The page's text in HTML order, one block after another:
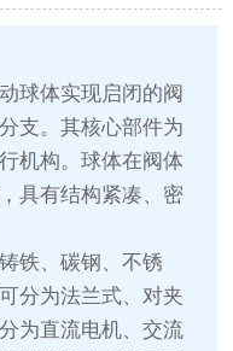
球体实现启闭的阀
支。其核心部件为
机构。球体在阀体
具有结构紧凑、密
铁、碳钢、不锈
分为法兰式、对夹
为直流电机、交流